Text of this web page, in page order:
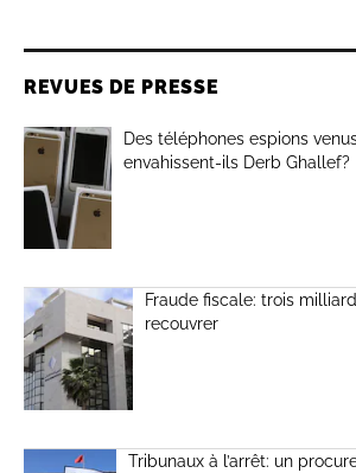
REVUES DE PRESSE
Des téléphones espions
envahissent-ils Derb Ghallef?
Fraude fiscale: trois
recouvrer
Tribunaux à l’arrêt: un